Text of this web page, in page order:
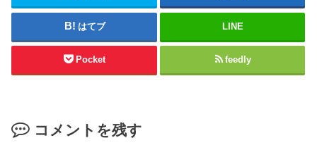
はてブ LINE
Pocket feedly
コメントを残す